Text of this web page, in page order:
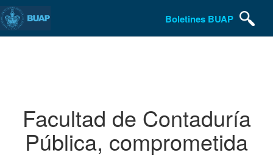
Boletines BUAP
Facultad de Contaduría
Pública, comprometida